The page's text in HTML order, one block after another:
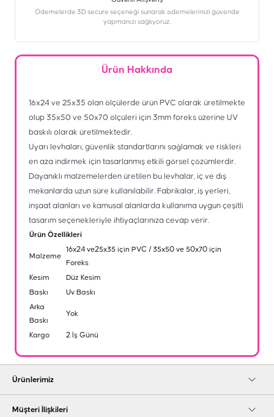
Ödemelerde 3D secure seçeneği sunarak ödemelerinizi güvende
yapmanızı sağlıyoruz.
Ürün Hakkında
16x24 ve 25x35 olan ölçülerde ürün PVC olarak üretilmekte
olup 35x50 ve 50x70 ölçüleri için 3mm foreks üzerine UV
baskılı olarak üretilmektedir.
Uyarı levhaları, güvenlik standartlarını sağlamak ve riskleri
en aza indirmek için tasarlanmış etkili görsel çözümlerdir.
Dayanıklı malzemelerden üretilen bu levhalar, iç ve dış
mekanlarda uzun süre kullanılabilir. Fabrikalar, iş yerleri,
inşaat alanları ve kamusal alanlarda kullanıma uygun çeşitli
tasarım seçenekleriyle ihtiyaçlarınıza cevap verir.
Ürün Özellikleri
Malzeme
16x24 ve25x35 için PVC / 35x50 ve 50x70 için
Foreks
Kesim
Düz Kesim
Baskı
Uv Baskı
Arka
Baskı
Yok
Kargo 2 İş Günü
Ürünlerimiz
Müşteri İlişkileri